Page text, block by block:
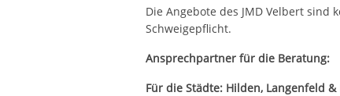
Die Angebote des JMD Velbert
Schweigepflicht.
Ansprechpartner für die Beratung:
Für die Städte: Hilden, Langenfeld